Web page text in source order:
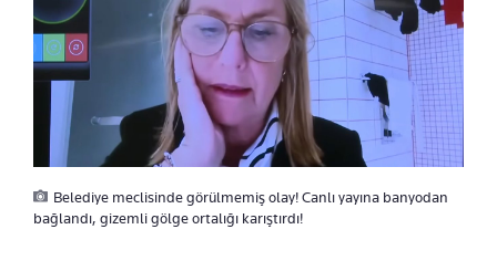
Belediye meclisinde görülmemiş olay! Canlı yayına banyodan
bağlandı, gizemli gölge ortalığı karıştırdı!